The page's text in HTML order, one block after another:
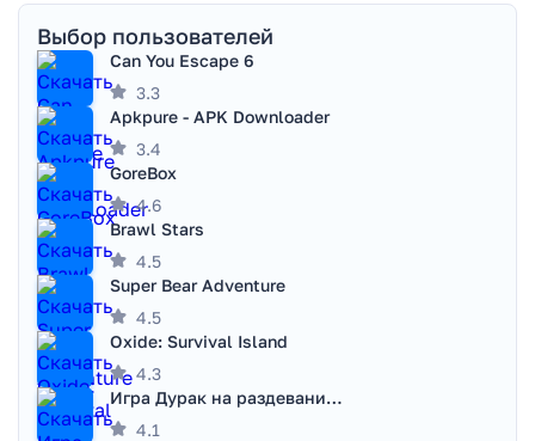
Выбор пользователей
Can You Escape 6
3.3
Apkpure - APK Downloader
3.4
GoreBox
4.6
Brawl Stars
4.5
Super Bear Adventure
4.5
Oxide: Survival Island
4.3
Игра Дурак на раздевание - Правила игры
4.1